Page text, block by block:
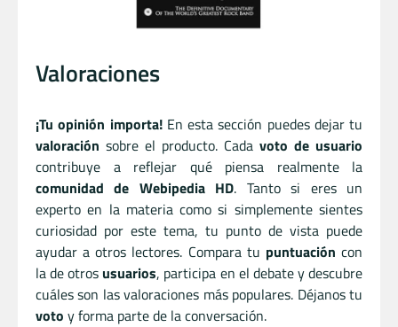
Valoraciones
¡Tu opinión importa!En esta sección puedes dejar tu
valoración sobre el producto. Cada voto de usuario
contribuye a reflejar qué piensa realmente la
comunidad de Webipedia HD. Tanto si eres un
experto en la materia como si simplemente sientes
curiosidad por este tema, tu punto de vista puede
ayudar a otros lectores. Compara tu puntuación con
la de otros usuarios, participa en el debate y descubre
cuáles son las valoraciones más populares. Déjanos tu
voto y forma parte de la conversación.